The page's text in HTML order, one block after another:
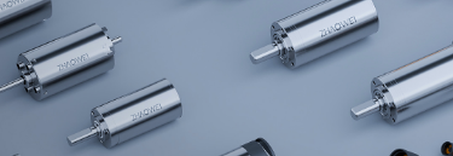
编码器
Φ22mm 编码器
Φ38mm 编码器
ZWPD Φ4.3mm系列
ZWPD Φ6mm系列
ZWPD Φ8mm系列
ZWPD Φ10mm系列